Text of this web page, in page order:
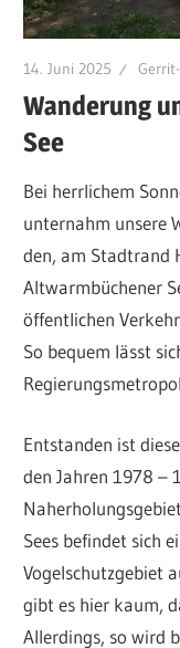
14. Juni 2025
Wanderung
See
Bei herrlichem
unternahm unsere
den, am Stadtrand
Altwarmbüchener
öffentlichen
So bequem lässt
Entstanden ist
den Jahren 1978 –
Sees befindet sich
Vogelschutzgebiet
gibt es hier kaum,
Allerdings, so wird